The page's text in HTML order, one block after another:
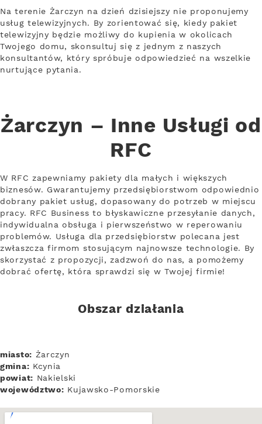
Na terenie Żarczyn na dzień dzisiejszy nie proponujemy
usług telewizyjnych. By zorientować się, kiedy pakiet
telewizyjny będzie możliwy do kupienia w okolicach
Twojego domu, skonsultuj się z jednym z naszych
konsultantów, który spróbuje odpowiedzieć na wszelkie
nurtujące pytania.
Żarczyn – Inne Usługi od
RFC
W RFC zapewniamy pakiety dla małych i większych
biznesów. Gwarantujemy przedsiębiorstwom odpowiednio
dobrany pakiet usług, dopasowany do potrzeb w miejscu
pracy. RFC Business to błyskawiczne przesyłanie danych,
indywidualna obsługa i pierwszeństwo w reperowaniu
problemów. Usługa dla przedsiębiorstw polecana jest
zwłaszcza firmom stosującym najnowsze technologie. By
skorzystać z propozycji, zadzwoń do nas, a pomożemy
dobrać ofertę, która sprawdzi się w Twojej firmie!
Obszar działania
miasto: Żarczyn
gmina: Kcynia
powiat: Nakielski
województwo: Kujawsko-Pomorskie